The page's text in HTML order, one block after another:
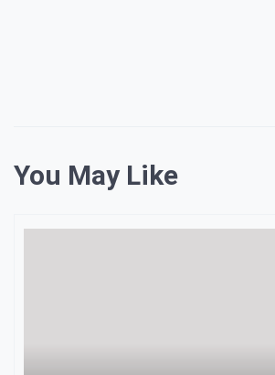
You May Like